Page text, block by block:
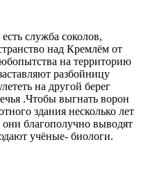
служба соколов,
над Кремлём от
на территорию
разбойницу
на другой берег
.Чтобы выгнать ворон
здания несколько лет
они благополучно выводят
учёные- биологи.